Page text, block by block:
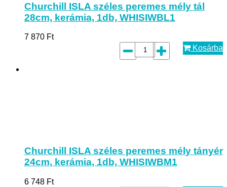
Churchill ISLA széles peremes mély tál
28cm, kerámia, 1db, WHISIWBL1
7 870 Ft
Kosárba
Churchill ISLA széles peremes mély tányér
24cm, kerámia, 1db, WHISIWBM1
6 748 Ft